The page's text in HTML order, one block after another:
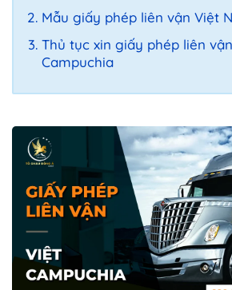
Mẫu giấy phép liên vận Việt
Thủ tục xin giấy phép liên
Campuchia